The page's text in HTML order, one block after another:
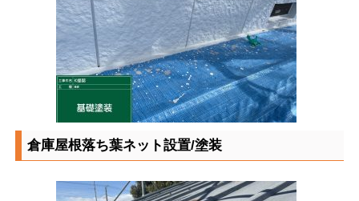
倉庫屋根落ち葉ネット設置/塗装